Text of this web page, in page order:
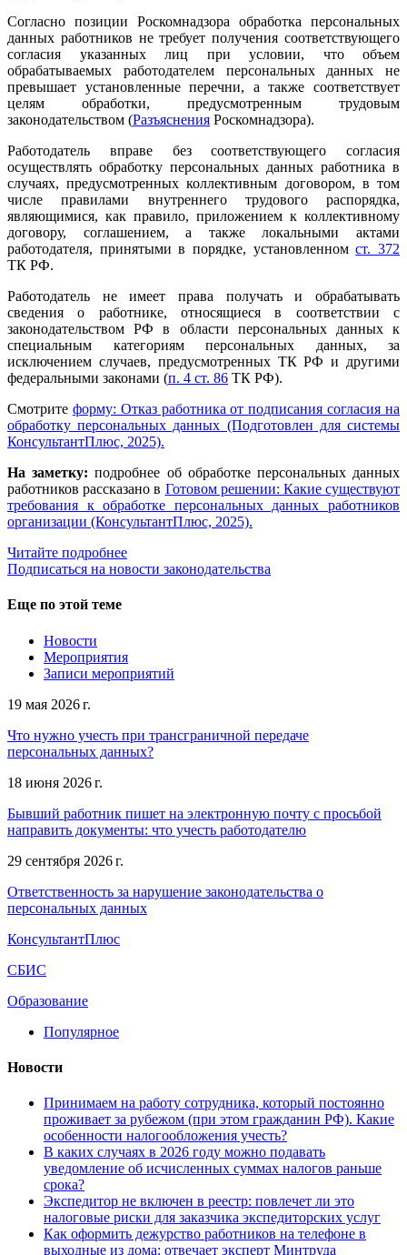
Согласно позиции Роскомнадзора обработка персональных
данных работников не требует получения соответствующего
согласия указанных лиц при условии, что объем
обрабатываемых работодателем персональных данных не
превышает установленные перечни, а также соответствует
целям обработки, предусмотренным трудовым
законодательством (Разъяснения Роскомнадзора).
Работодатель вправе без соответствующего согласия
осуществлять обработку персональных данных работника в
случаях, предусмотренных коллективным договором, в том
числе правилами внутреннего трудового распорядка,
являющимися, как правило, приложением к коллективному
договору, соглашением, а также локальными актами
работодателя, принятыми в порядке, установленномст. 372
ТК РФ.
Работодатель не имеет права получать и обрабатывать
сведения о работнике, относящиеся в соответствии с
законодательством РФ в области персональных данных к
специальным категориям персональных данных, за
исключением случаев, предусмотренных ТК РФ и другими
федеральными законами (п. 4 ст. 86 ТК РФ).
Смотрите форму: Отказ работника от подписания согласия на
обработку персональных данных (Подготовлен для системы
КонсультантПлюс, 2025).
На заметку: подробнее об обработке персональных данных
работников рассказано в Готовом решении: Какие существуют
требования к обработке персональных данных работников
организации (КонсультантПлюс, 2025).
Читайте подробнее
Подписаться на новости законодательства
Еще по этой теме
Новости
Мероприятия
Записи мероприятий
19 мая 2026 г.
Что нужно учесть при трансграничной передаче
персональных данных?
18 июня 2026 г.
Бывший работник пишет на электронную почту с просьбой
направить документы: что учесть работодателю
29 сентября 2026 г.
Ответственность за нарушение законодательства о
персональных данных
КонсультантПлюс
СБИС
Образование
Популярное
Новости
Принимаем на работу сотрудника, который постоянно
проживает за рубежом (при этом гражданин РФ). Какие
особенности налогообложения учесть?
В каких случаях в 2026 году можно подавать
уведомление об исчисленных суммах налогов раньше
срока?
Экспедитор не включен в реестр: повлечет ли это
налоговые риски для заказчика экспедиторских услуг
Как оформить дежурство работников на телефоне в
выходные из дома: отвечает эксперт Минтруда